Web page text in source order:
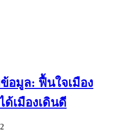
อมูล: ฟื้นใจเมือง
ด้เมืองเดินดี